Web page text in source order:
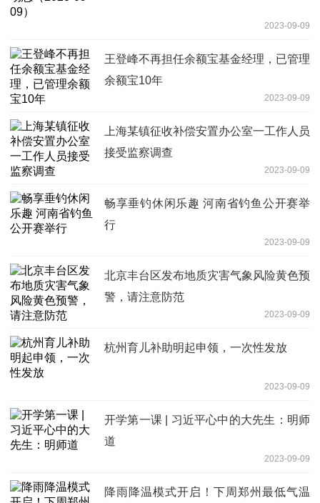
2023-09-09
王登峰不再担任余额宝基金经理，已管理
余额宝10年
2023-09-09
上海某镇征收补偿安置办公室一工作人员
接受监察调查
2023-09-09
畅享垂钓休闲乐趣 河南省钓鱼公开赛举
行
2023-09-09
北京丰台区发布地质灾害气象风险黄色预
警，请注意防范
2023-09-09
杭州育儿补助明起申领，一次性发放
2023-09-09
开学第一课 | 习近平心中的大先生：明师
道
2023-09-09
降雨降温模式开启！下周郑州最低气温